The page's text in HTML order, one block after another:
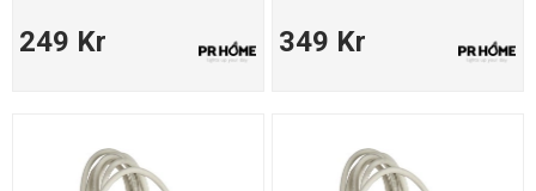
249 Kr 349 Kr